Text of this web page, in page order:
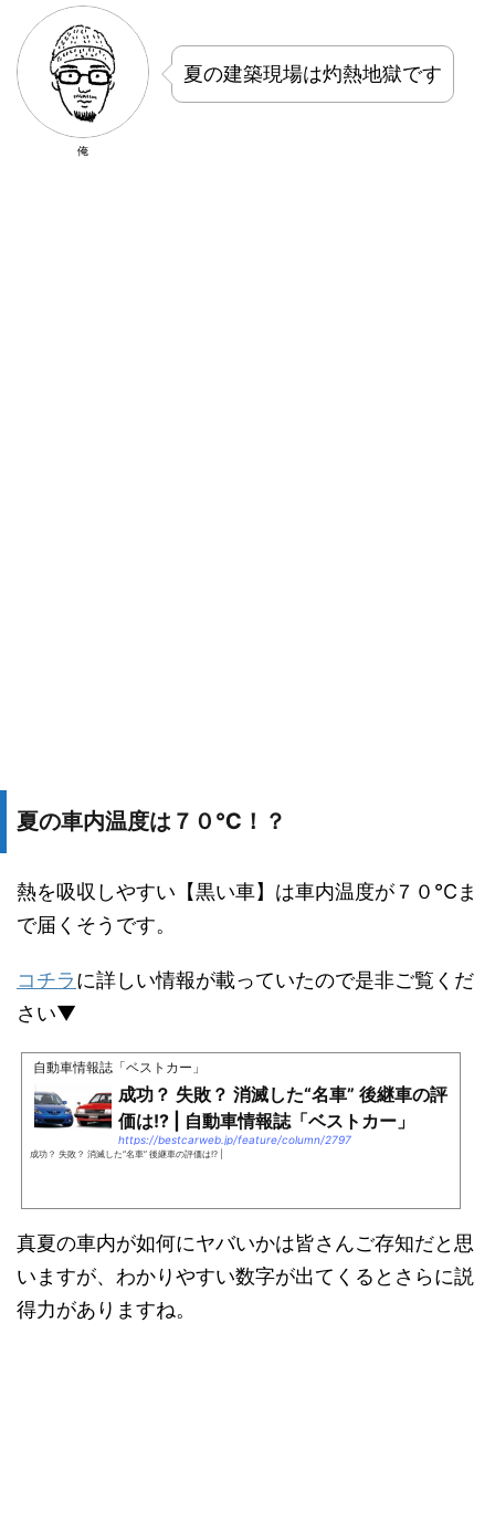
俺
夏の建築現場は灼熱地獄です
夏の車内温度は７０℃！？
熱を吸収しやすい【黒い車】は車内温度が７０℃ま
で届くそうです。
コチラに詳しい情報が載っていたので是非ご覧くだ
さい▼
自動車情報誌「ベストカー」
成功？ 失敗？ 消滅した“名車” 後継車の評
価は!? | 自動車情報誌「ベストカー」
https://bestcarweb.jp/feature/column/2797
成功？ 失敗？ 消滅した“名車” 後継車の評価は!? |
真夏の車内が如何にヤバいかは皆さんご存知だと思
いますが、わかりやすい数字が出てくるとさらに説
得力がありますね。